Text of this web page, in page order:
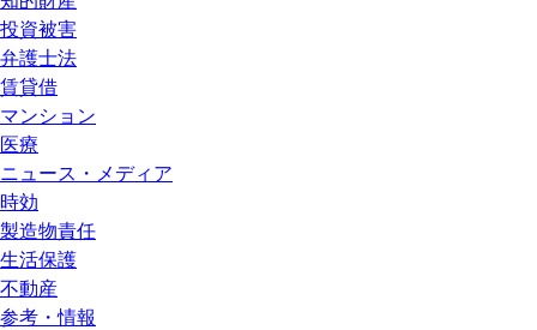
投資被害
弁護士法
賃貸借
マンション
医療
ニュース・メディア
時効
製造物責任
生活保護
不動産
参考・情報